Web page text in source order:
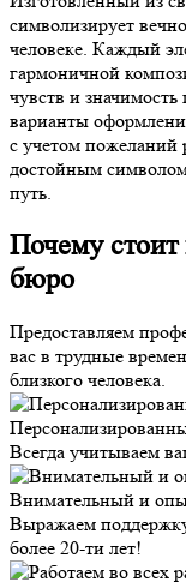
символизирует
человеке. Каждый
гармоничной
чувств и
варианты
с учетом пожеланий
достойным
путь.
Почему
бюро
Предоставляем
вас в трудные
близкого человека.
Всегда учитываем
Внимательный и
Выражаем
более 20-ти лет!